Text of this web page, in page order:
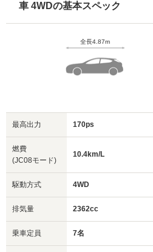
車 4WDの基本スペック
全長4.87m
最高出力 170ps
燃費
(JC08モード)
10.4km/L
駆動方式 4WD
排気量 2362cc
乗車定員 7名